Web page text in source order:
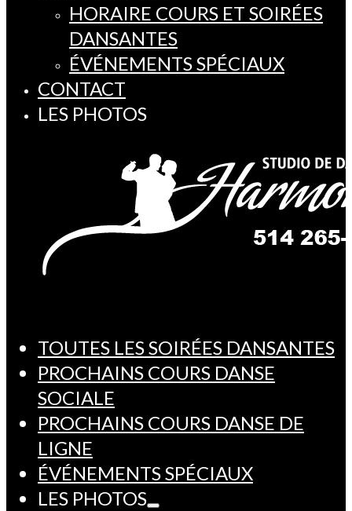
HORAIRE COURS ET SOIRÉES
DANSANTES
ÉVÉNEMENTS SPÉCIAUX
CONTACT
LES PHOTOS
TOUTES LES SOIRÉES DANSANTES
PROCHAINS COURS DANSE
SOCIALE
PROCHAINS COURS DANSE DE
LIGNE
ÉVÉNEMENTS SPÉCIAUX
LES PHOTOS